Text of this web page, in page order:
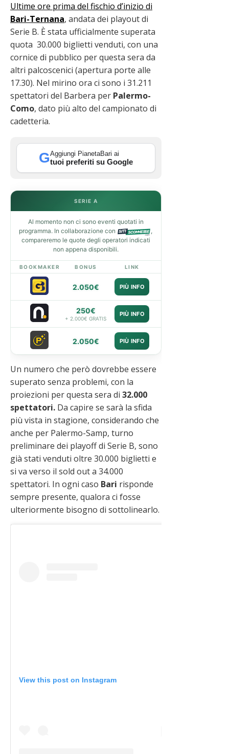
Ultime ore prima del fischio d’inizio di
Bari-Ternana, andata dei playout di
Serie B. È stata ufficialmente superata
quota 30.000 biglietti venduti, con una
cornice di pubblico per questa sera da
altri palcoscenici (apertura porte alle
17.30). Nel mirino ora ci sono i 31.211
spettatori del Barbera per Palermo-
Como, dato più alto del campionato di
cadetteria.
GAggiungi PianetaBari ai
tuoi preferiti su Google
SERIE A
Al momento non ci sono eventi quotati in
programma. In collaborazione con
,
compareremo le quote degli operatori indicati
non appena disponibili.
BOOKMAKER BONUS LINK
2.050€ PIÙ INFO
250€
+ 2.000€ GRATIS
PIÙ INFO
2.050€ PIÙ INFO
Un numero che però dovrebbe essere
superato senza problemi, con la
proiezioni per questa sera di 32.000
spettatori. Da capire se sarà la sfida
più vista in stagione, considerando che
anche per Palermo-Samp, turno
preliminare dei playoff di Serie B, sono
già stati venduti oltre 30.000 biglietti e
si va verso il sold out a 34.000
spettatori. In ogni caso Bari risponde
sempre presente, qualora ci fosse
ulteriormente bisogno di sottolinearlo.
View this post on Instagram